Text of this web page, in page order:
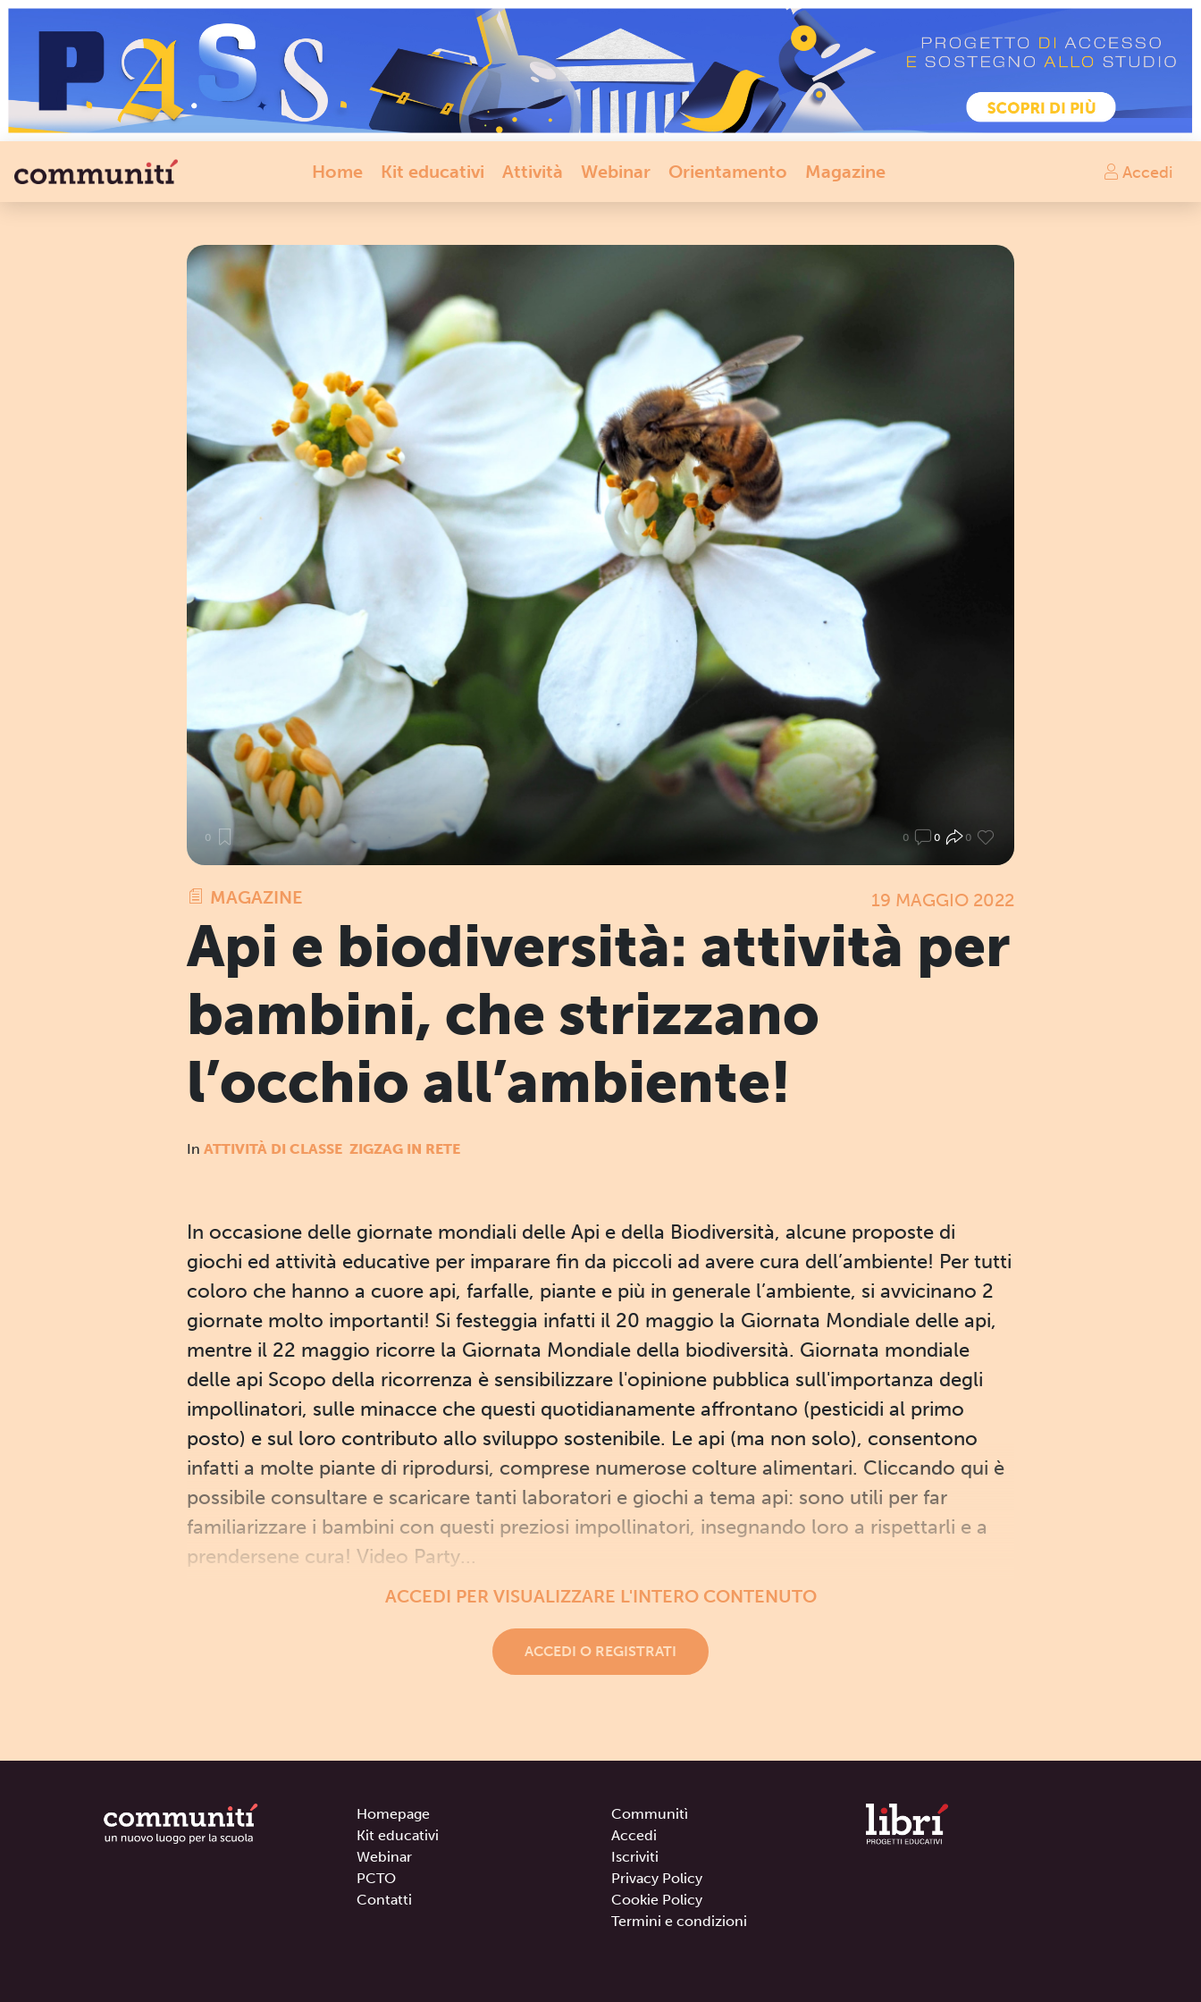
Home Kit educativi Attività Webinar Orientamento Magazine Accedi
0 0 0 0
MAGAZINE 19 MAGGIO 2022
Api e biodiversità: attività per
bambini, che strizzano
l’occhio all’ambiente!
In ATTIVITÀ DI CLASSE ZIGZAG IN RETE
In occasione delle giornate mondiali delle Api e della Biodiversità, alcune proposte di
giochi ed attività educative per imparare fin da piccoli ad avere cura dell’ambiente! Per tutti
coloro che hanno a cuore api, farfalle, piante e più in generale l’ambiente, si avvicinano 2
giornate molto importanti! Si festeggia infatti il 20 maggio la Giornata Mondiale delle api,
mentre il 22 maggio ricorre la Giornata Mondiale della biodiversità. Giornata mondiale
delle api Scopo della ricorrenza è sensibilizzare l'opinione pubblica sull'importanza degli
impollinatori, sulle minacce che questi quotidianamente affrontano (pesticidi al primo
posto) e sul loro contributo allo sviluppo sostenibile. Le api (ma non solo), consentono
infatti a molte piante di riprodursi, comprese numerose colture alimentari. Cliccando qui è
possibile consultare e scaricare tanti laboratori e giochi a tema api: sono utili per far
familiarizzare i bambini con questi preziosi impollinatori, insegnando loro a rispettarli e a
prendersene cura! Video Party...
ACCEDI PER VISUALIZZARE L'INTERO CONTENUTO
ACCEDI O REGISTRATI
Homepage
Kit educativi
Webinar
PCTO
Contatti
Communitì
Accedi
Iscriviti
Privacy Policy
Cookie Policy
Termini e condizioni